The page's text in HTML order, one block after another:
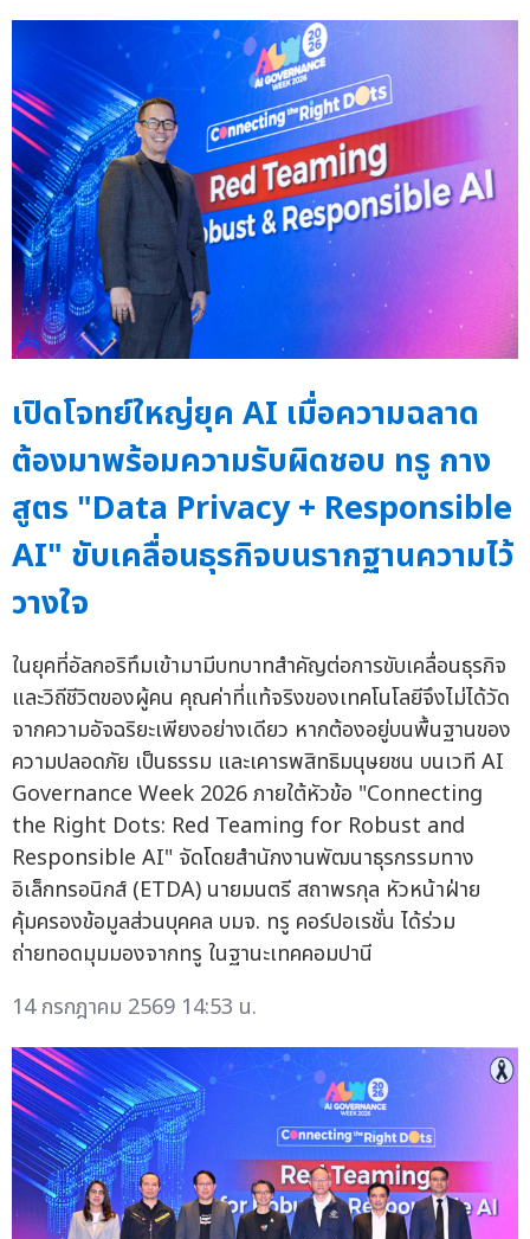
เปิดโจทย์ใหญ่ยุค AI เมื่อความฉลาด
ต้องมาพร้อมความรับผิดชอบ ทรู กาง
สูตร "Data Privacy + Responsible
AI" ขับเคลื่อนธุรกิจบนรากฐานความไว้
วางใจ
ในยุคที่อัลกอริทึมเข้ามามีบทบาทสำคัญต่อการขับเคลื่อนธุรกิจ
และวิถีชีวิตของผู้คน คุณค่าที่แท้จริงของเทคโนโลยีจึงไม่ได้วัด
จากความอัจฉริยะเพียงอย่างเดียว หากต้องอยู่บนพื้นฐานของ
ความปลอดภัย เป็นธรรม และเคารพสิทธิมนุษยชน บนเวที AI
Governance Week 2026 ภายใต้หัวข้อ "Connecting
the Right Dots: Red Teaming for Robust and
Responsible AI" จัดโดยสำนักงานพัฒนาธุรกรรมทาง
อิเล็กทรอนิกส์ (ETDA) นายมนตรี สถาพรกุล หัวหน้าฝ่าย
คุ้มครองข้อมูลส่วนบุคคล บมจ. ทรู คอร์ปอเรชั่น ได้ร่วม
ถ่ายทอดมุมมองจากทรู ในฐานะเทคคอมปานี
14 กรกฎาคม 2569 14:53 น.